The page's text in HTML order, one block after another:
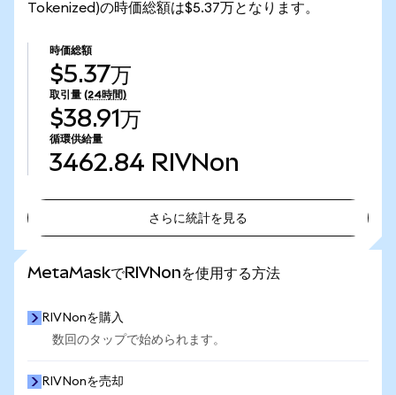
Tokenized)の時価総額は$5.37万となります。
時価総額
$5.37万
取引量 (24時間)
$38.91万
循環供給量
3462.84 RIVNon
さらに統計を見る
MetaMaskでRIVNonを使用する方法
RIVNonを購入
数回のタップで始められます。
RIVNonを売却